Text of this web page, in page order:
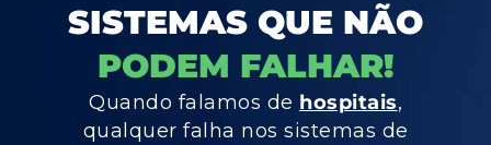
SISTEMAS QUE NÃO
PODEM FALHAR!
Quando falamos de hospitais,
qualquer falha nos sistemas de